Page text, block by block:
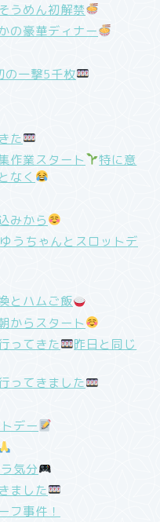
うめん初解禁
の豪華ディナー
の一撃5千枚
た
作業スタート
特に意
なく
みから
うちゃんとスロットデ
とハムご飯
からスタート
ってきた
昨日と同じ
ってきました
デー
気分
ました
フ事件！